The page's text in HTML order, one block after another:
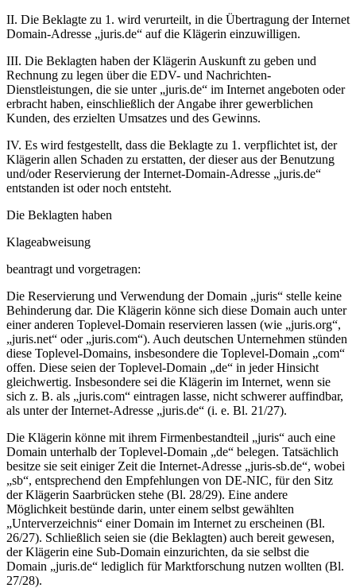
II. Die Beklagte zu 1. wird verurteilt, in die Übertragung der Internet
Domain-Adresse „juris.de“ auf die Klägerin einzuwilligen.
III. Die Beklagten haben der Klägerin Auskunft zu geben und
Rechnung zu legen über die EDV- und Nachrichten-
Dienstleistungen, die sie unter „juris.de“ im Internet angeboten oder
erbracht haben, einschließlich der Angabe ihrer gewerblichen
Kunden, des erzielten Umsatzes und des Gewinns.
IV. Es wird festgestellt, dass die Beklagte zu 1. verpflichtet ist, der
Klägerin allen Schaden zu erstatten, der dieser aus der Benutzung
und/oder Reservierung der Internet-Domain-Adresse „juris.de“
entstanden ist oder noch entsteht.
Die Beklagten haben
Klageabweisung
beantragt und vorgetragen:
Die Reservierung und Verwendung der Domain „juris“ stelle keine
Behinderung dar. Die Klägerin könne sich diese Domain auch unter
einer anderen Toplevel-Domain reservieren lassen (wie „juris.org“,
„juris.net“ oder „juris.com“). Auch deutschen Unternehmen stünden
diese Toplevel-Domains, insbesondere die Toplevel-Domain „com“
offen. Diese seien der Toplevel-Domain „de“ in jeder Hinsicht
gleichwertig. Insbesondere sei die Klägerin im Internet, wenn sie
sich z. B. als „juris.com“ eintragen lasse, nicht schwerer auffindbar,
als unter der Internet-Adresse „juris.de“ (i. e. Bl. 21/27).
Die Klägerin könne mit ihrem Firmenbestandteil „juris“ auch eine
Domain unterhalb der Toplevel-Domain „de“ belegen. Tatsächlich
besitze sie seit einiger Zeit die Internet-Adresse „juris-sb.de“, wobei
„sb“, entsprechend den Empfehlungen von DE-NIC, für den Sitz
der Klägerin Saarbrücken stehe (Bl. 28/29). Eine andere
Möglichkeit bestünde darin, unter einem selbst gewählten
„Unterverzeichnis“ einer Domain im Internet zu erscheinen (Bl.
26/27). Schließlich seien sie (die Beklagten) auch bereit gewesen,
der Klägerin eine Sub-Domain einzurichten, da sie selbst die
Domain „juris.de“ lediglich für Marktforschung nutzen wollten (Bl.
27/28).